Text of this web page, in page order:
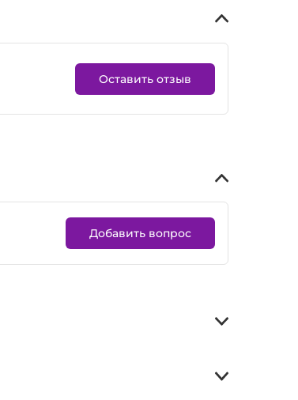
Оставить отзыв
Добавить вопрос